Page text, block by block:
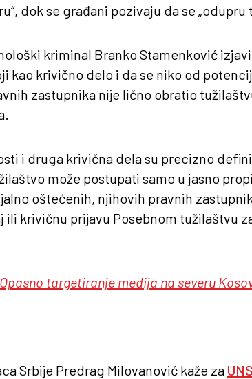
dok se građani pozivaju da se
kriminal Branko Stamenković
kao krivično delo i da se niko od
zastupnika nije lično obratio
i druga krivična dela su precizno
može postupati samo u jasno
oštećenih, njihovih pravnih
krivičnu prijavu Posebnom tužilaštvu
targetiranje medija na severu
Srbije Predrag Milovanović kaže za UNS